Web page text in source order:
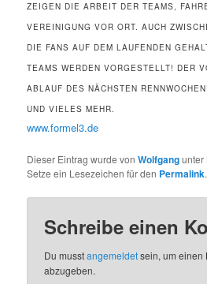
ZEIGEN DIE ARBEIT DER TEAMS,
VEREINIGUNG VOR ORT. AUCH
DIE FANS AUF DEM LAUFENDEN
TEAMS WERDEN VORGESTELLT! DER
ABLAUF DES NÄCHSTEN
UND VIELES MEHR.
www.formel3.de
Dieser Eintrag wurde vonWolfgangunter
Setze ein Lesezeichen für den Permalink.
Schreibe einen
Du musstangemeldetsein, um einen
abzugeben.